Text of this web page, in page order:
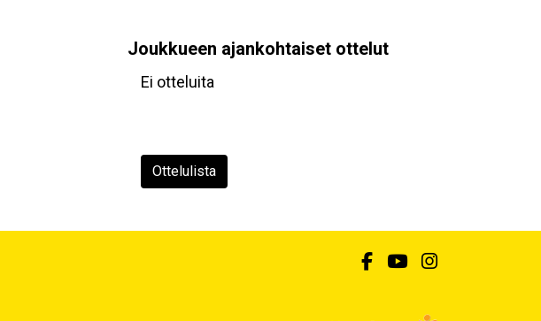
Joukkueen ajankohtaiset ottelut
Ei otteluita
Ottelulista